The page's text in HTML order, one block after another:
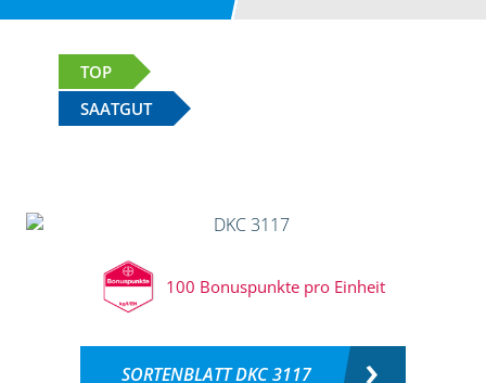
TOP
SAATGUT
100 Bonuspunkte pro Einheit
SORTENBLATT DKC 3117